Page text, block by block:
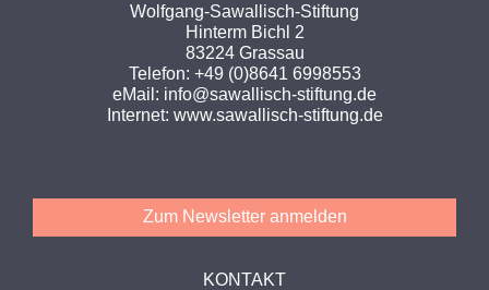
Wolfgang-Sawallisch-Stiftung
Hinterm Bichl 2
83224 Grassau
Telefon: +49 (0)8641 6998553
eMail: info@sawallisch-stiftung.de
Internet: www.sawallisch-stiftung.de
Zum Newsletter anmelden
KONTAKT